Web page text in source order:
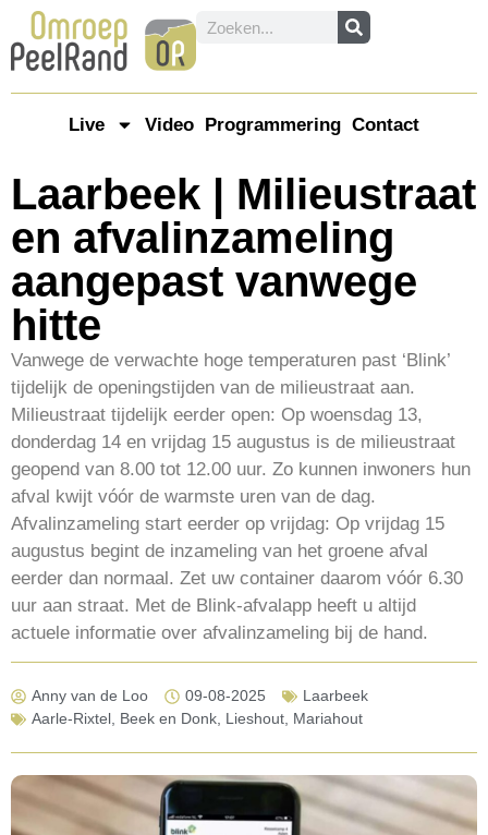
Live Video Programmering Contact
Laarbeek | Milieustraat
en afvalinzameling
aangepast vanwege
hitte
Vanwege de verwachte hoge temperaturen past ‘Blink’
tijdelijk de openingstijden van de milieustraat aan.
Milieustraat tijdelijk eerder open: Op woensdag 13,
donderdag 14 en vrijdag 15 augustus is de milieustraat
geopend van 8.00 tot 12.00 uur. Zo kunnen inwoners hun
afval kwijt vóór de warmste uren van de dag.
Afvalinzameling start eerder op vrijdag: Op vrijdag 15
augustus begint de inzameling van het groene afval
eerder dan normaal. Zet uw container daarom vóór 6.30
uur aan straat. Met de Blink-afvalapp heeft u altijd
actuele informatie over afvalinzameling bij de hand.
Anny van de Loo 09-08-2025
Laarbeek
Aarle-Rixtel, Beek en Donk, Lieshout, Mariahout